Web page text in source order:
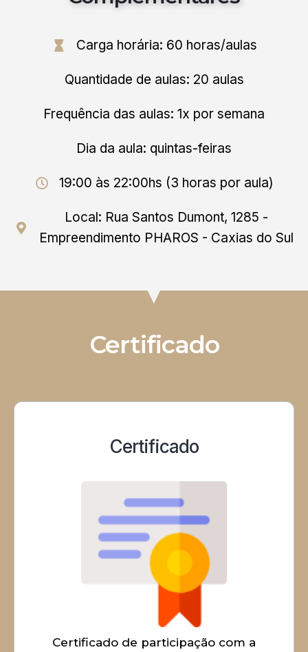
Carga horária: 60 horas/aulas
Quantidade de aulas: 20 aulas
Frequência das aulas: 1x por semana
Dia da aula: quintas-feiras
19:00 às 22:00hs (3 horas por aula)
Local: Rua Santos Dumont, 1285 -
Empreendimento PHAROS - Caxias do Sul
Certificado
Certificado
Certificado de participação com a